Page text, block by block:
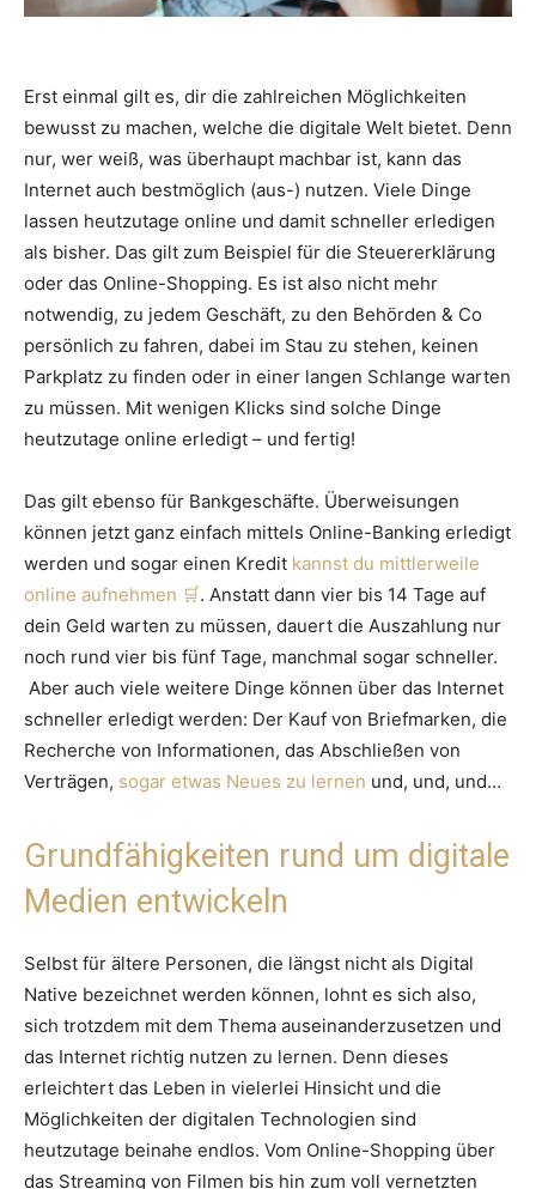
Erst einmal gilt es, dir die zahlreichen Möglichkeiten
bewusst zu machen, welche die digitale Welt bietet. Denn
nur, wer weiß, was überhaupt machbar ist, kann das
Internet auch bestmöglich (aus-) nutzen. Viele Dinge
lassen heutzutage online und damit schneller erledigen
als bisher. Das gilt zum Beispiel für die Steuererklärung
oder das Online-Shopping. Es ist also nicht mehr
notwendig, zu jedem Geschäft, zu den Behörden & Co
persönlich zu fahren, dabei im Stau zu stehen, keinen
Parkplatz zu finden oder in einer langen Schlange warten
zu müssen. Mit wenigen Klicks sind solche Dinge
heutzutage online erledigt – und fertig!
Das gilt ebenso für Bankgeschäfte. Überweisungen
können jetzt ganz einfach mittels Online-Banking erledigt
werden und sogar einen Kredit kannst du mittlerweile
online aufnehmen
. Anstatt dann vier bis 14 Tage auf
dein Geld warten zu müssen, dauert die Auszahlung nur
noch rund vier bis fünf Tage, manchmal sogar schneller.
Aber auch viele weitere Dinge können über das Internet
schneller erledigt werden: Der Kauf von Briefmarken, die
Recherche von Informationen, das Abschließen von
Verträgen, sogar etwas Neues zu lernen und, und, und…
Grundfähigkeiten rund um digitale
Medien entwickeln
Selbst für ältere Personen, die längst nicht als Digital
Native bezeichnet werden können, lohnt es sich also,
sich trotzdem mit dem Thema auseinanderzusetzen und
das Internet richtig nutzen zu lernen. Denn dieses
erleichtert das Leben in vielerlei Hinsicht und die
Möglichkeiten der digitalen Technologien sind
heutzutage beinahe endlos. Vom Online-Shopping über
das Streaming von Filmen bis hin zum voll vernetzten